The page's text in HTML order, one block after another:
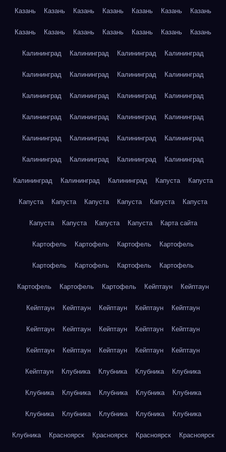
Казань Казань Казань Казань Казань Казань Казань
Казань Казань Казань Казань Казань Казань Казань
Калининград Калининград Калининград Калининград
Калининград Калининград Калининград Калининград
Калининград Калининград Калининград Калининград
Калининград Калининград Калининград Калининград
Калининград Калининград Калининград Калининград
Калининград Калининград Калининград Калининград
Калининград Калининград Калининград Капуста Капуста
Капуста Капуста Капуста Капуста Капуста Капуста
Капуста Капуста Капуста Капуста Карта сайта
Картофель Картофель Картофель Картофель
Картофель Картофель Картофель Картофель
Картофель Картофель Картофель Кейптаун Кейптаун
Кейптаун Кейптаун Кейптаун Кейптаун Кейптаун
Кейптаун Кейптаун Кейптаун Кейптаун Кейптаун
Кейптаун Кейптаун Кейптаун Кейптаун Кейптаун
Кейптаун Клубника Клубника Клубника Клубника
Клубника Клубника Клубника Клубника Клубника
Клубника Клубника Клубника Клубника Клубника
Клубника Красноярск Красноярск Красноярск Красноярск